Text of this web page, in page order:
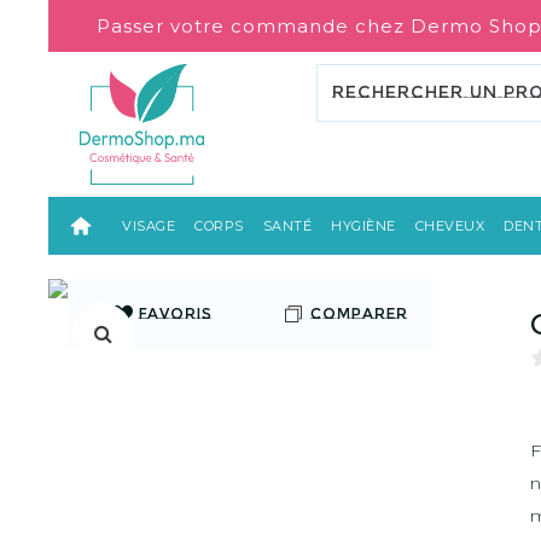
Passer votre commande chez Dermo
VISAGE CORPS SANTÉ HYGIÈNE CHEVEUX
FAVORIS COMPARER